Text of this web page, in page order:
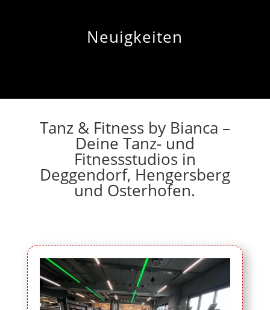
Neuigkeiten
Tanz & Fitness by Bianca –
Deine Tanz- und
Fitnessstudios in
Deggendorf, Hengersberg
und Osterhofen.